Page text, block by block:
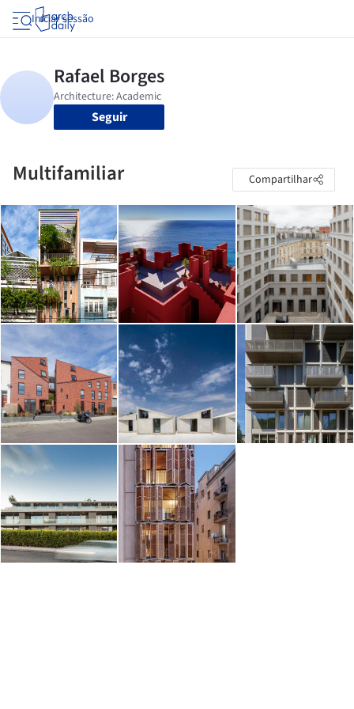
Iniciar sessão
Seguir
Multifamiliar Compartilhar